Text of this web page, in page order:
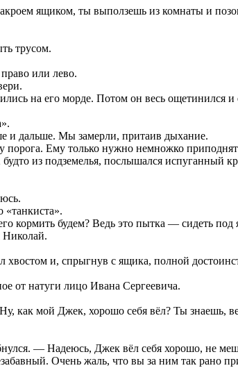
ящиком, ты выползешь из комнаты и
трусом.
или лево.
на его морде. Потом он весь ощетинился
и дальше. Мы замерли, притаив дыхание.
Ему только нужно немножко
из подземелья, послышался испуганный
«танкиста».
кормить будем? Ведь это пытка — сидеть под
Николай.
и, спрыгнув с ящика, полной
от натуги лицо Ивана Сергеевича.
как мой Джек, хорошо себя вёл? Ты знаешь,
— Надеюсь, Джек вёл себя хорошо, не
Очень жаль, что вы за ним так рано